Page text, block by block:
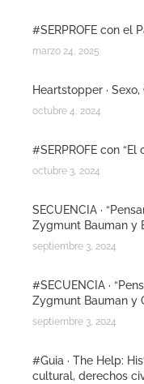
#SERPROFE con el
marzo 24, 2025
Heartstopper ·
octubre 4, 2024
#SERPROFE con “El
octubre 3, 2024
SECUENCIA ·
Zygmunt Bauman y
septiembre 3, 2024
#SECUENCIA ·
Zygmunt Bauman y
septiembre 3, 2024
#Guia · The Help:
cultural, derechos